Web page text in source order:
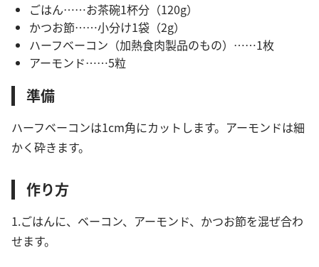
ごはん……お茶碗1杯分（120g）
かつお節……小分け1袋（2g）
ハーフベーコン（加熱食肉製品のもの）……1枚
アーモンド……5粒
準備
ハーフベーコンは1cm角にカットします。アーモンドは細
かく砕きます。
作り方
1.ごはんに、ベーコン、アーモンド、かつお節を混ぜ合わ
せます。